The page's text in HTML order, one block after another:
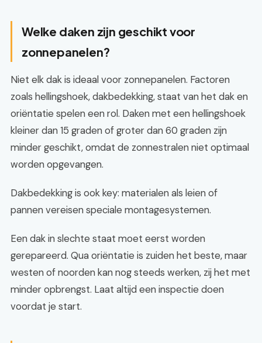
Welke daken zijn geschikt voor
zonnepanelen?
Niet elk dak is ideaal voor zonnepanelen. Factoren
zoals hellingshoek, dakbedekking, staat van het dak en
oriëntatie spelen een rol. Daken met een hellingshoek
kleiner dan 15 graden of groter dan 60 graden zijn
minder geschikt, omdat de zonnestralen niet optimaal
worden opgevangen.
Dakbedekking is ook key: materialen als leien of
pannen vereisen speciale montagesystemen.
Een dak in slechte staat moet eerst worden
gerepareerd. Qua oriëntatie is zuiden het beste, maar
westen of noorden kan nog steeds werken, zij het met
minder opbrengst. Laat altijd een inspectie doen
voordat je start.